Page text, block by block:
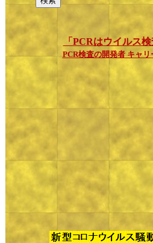
「PCRはウイルス
PCR検査の開発者 キャ